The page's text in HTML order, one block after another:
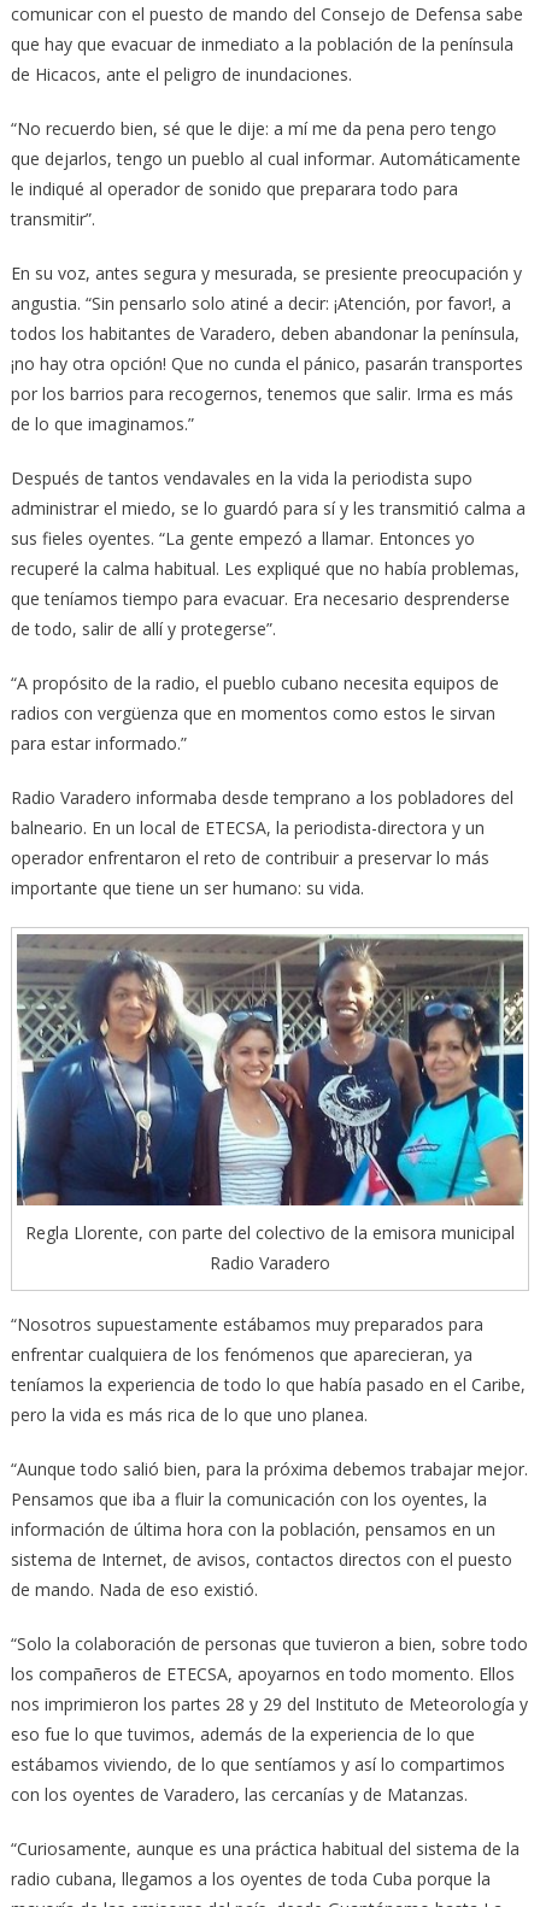
comunicar con el puesto de mando del Consejo de Defensa sabe
que hay que evacuar de inmediato a la población de la península
de Hicacos, ante el peligro de inundaciones.
“No recuerdo bien, sé que le dije: a mí me da pena pero tengo
que dejarlos, tengo un pueblo al cual informar. Automáticamente
le indiqué al operador de sonido que preparara todo para
transmitir”.
En su voz, antes segura y mesurada, se presiente preocupación y
angustia. “Sin pensarlo solo atiné a decir: ¡Atención, por favor!, a
todos los habitantes de Varadero, deben abandonar la península,
¡no hay otra opción! Que no cunda el pánico, pasarán transportes
por los barrios para recogernos, tenemos que salir. Irma es más
de lo que imaginamos.”
Después de tantos vendavales en la vida la periodista supo
administrar el miedo, se lo guardó para sí y les transmitió calma a
sus fieles oyentes. “La gente empezó a llamar. Entonces yo
recuperé la calma habitual. Les expliqué que no había problemas,
que teníamos tiempo para evacuar. Era necesario desprenderse
de todo, salir de allí y protegerse”.
“A propósito de la radio, el pueblo cubano necesita equipos de
radios con vergüenza que en momentos como estos le sirvan
para estar informado.”
Radio Varadero informaba desde temprano a los pobladores del
balneario. En un local de ETECSA, la periodista-directora y un
operador enfrentaron el reto de contribuir a preservar lo más
importante que tiene un ser humano: su vida.
Regla Llorente, con parte del colectivo de la emisora municipal
Radio Varadero
“Nosotros supuestamente estábamos muy preparados para
enfrentar cualquiera de los fenómenos que aparecieran, ya
teníamos la experiencia de todo lo que había pasado en el Caribe,
pero la vida es más rica de lo que uno planea.
“Aunque todo salió bien, para la próxima debemos trabajar mejor.
Pensamos que iba a fluir la comunicación con los oyentes, la
información de última hora con la población, pensamos en un
sistema de Internet, de avisos, contactos directos con el puesto
de mando. Nada de eso existió.
“Solo la colaboración de personas que tuvieron a bien, sobre todo
los compañeros de ETECSA, apoyarnos en todo momento. Ellos
nos imprimieron los partes 28 y 29 del Instituto de Meteorología y
eso fue lo que tuvimos, además de la experiencia de lo que
estábamos viviendo, de lo que sentíamos y así lo compartimos
con los oyentes de Varadero, las cercanías y de Matanzas.
“Curiosamente, aunque es una práctica habitual del sistema de la
radio cubana, llegamos a los oyentes de toda Cuba porque la